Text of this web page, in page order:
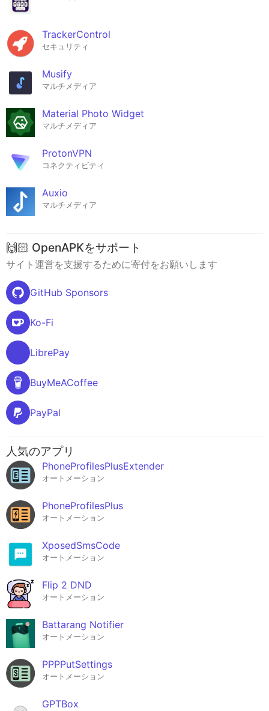
TrackerControl
セキュリティ
Musify
マルチメディア
Material Photo Widget
マルチメディア
ProtonVPN
コネクティビティ
Auxio
マルチメディア
🙌🏻 OpenAPKをサポート
サイト運営を支援するために寄付をお願いします
GitHub Sponsors
Ko-Fi
LibrePay
BuyMeACoffee
PayPal
人気のアプリ
PhoneProfilesPlusExtender
オートメーション
PhoneProfilesPlus
オートメーション
XposedSmsCode
オートメーション
Flip 2 DND
オートメーション
Battarang Notifier
オートメーション
PPPPutSettings
オートメーション
GPTBox